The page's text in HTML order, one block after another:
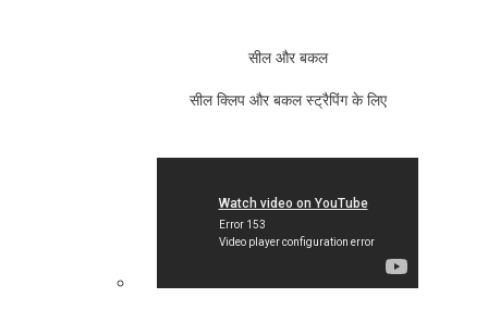
सील और बकल
सील क्लिप और बकल स्ट्रैपिंग के लिए